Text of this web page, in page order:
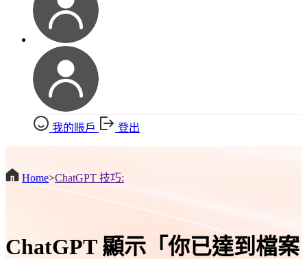
我的賬戶 登出
Home>ChatGPT 技巧:
ChatGPT 顯示「你已達到檔案